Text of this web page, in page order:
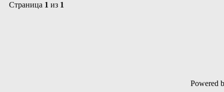
Страница 1 из 1
Powered